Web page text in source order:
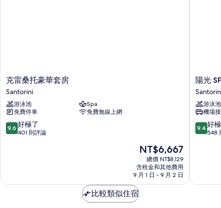
克
雷
桑
托
豪
華
套
克雷桑托豪華套房
Santorini
游泳池
Spa
免費停車
免費無線上網
9.6
分，
極
9.6 好極了
401 則評論
現
價
格
為
NT$6,667
NT$6,667
總價 NT$8,129
含稅金和其他費用
9 月 1 日 - 9 月 2 日
陽
光
SPA
飯
店
陽光
游泳池
機場
9.4
分，
極
9.4 好
548
比較類似住宿